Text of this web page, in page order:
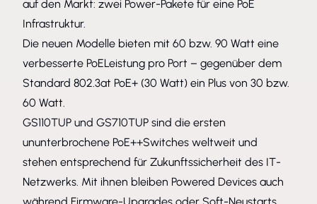
auf den Markt: zwei Power-Pakete für eine PoE
Infrastruktur.
Die neuen Modelle bieten mit 60 bzw. 90 Watt eine
verbesserte PoELeistung pro Port – gegenüber dem
Standard 802.3at PoE+ (30 Watt) ein Plus von 30 bzw.
60 Watt.
GS110TUP und GS710TUP sind die ersten
ununterbrochene PoE++Switches weltweit und
stehen entsprechend für Zukunftssicherheit des IT-
Netzwerks. Mit ihnen bleiben Powered Devices auch
während Firmware-Upgrades oder Soft-Neustarts